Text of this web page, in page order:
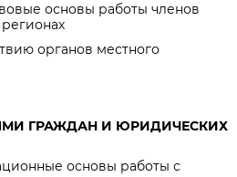
основы работы членов
органов местного
ГРАЖДАН И ЮРИДИЧЕСКИХ
основы работы с